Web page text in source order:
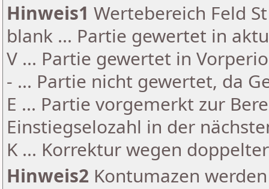
Hinweis1 Wertebereich Feld
blank ... Partie gewertet in
V ... Partie gewertet in
- ... Partie nicht gewertet, da
E ... Partie vorgemerkt zur
Einstiegselozahl in der
K ... Korrektur wegen
Hinweis2 Kontumazen